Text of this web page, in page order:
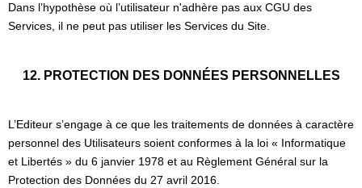
Dans l’hypothèse où l’utilisateur n'adhère pas aux CGU des
Services, il ne peut pas utiliser les Services du Site.
12. PROTECTION DES DONNÉES PERSONNELLES
L’Editeur s’engage à ce que les traitements de données à caractère
personnel des Utilisateurs soient conformes à la loi « Informatique
et Libertés » du 6 janvier 1978 et au Règlement Général sur la
Protection des Données du 27 avril 2016.